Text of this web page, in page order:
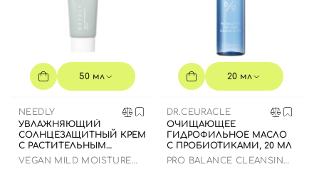
50 мл
NEEDLY
УВЛАЖНЯЮЩИЙ
СОЛНЦЕЗАЩИТНЫЙ КРЕМ
С РАСТИТЕЛЬНЫМ
СКВАЛАНОМ, 50 МЛ
VEGAN MILD MOISTURE
20 мл
DR.CEURACLE
ОЧИЩАЮЩЕЕ
ГИДРОФИЛЬНОЕ МАСЛО
С ПРОБИОТИКАМИ, 20 МЛ
PRO BALANCE CLEANSING
Войти с помощью e-mail